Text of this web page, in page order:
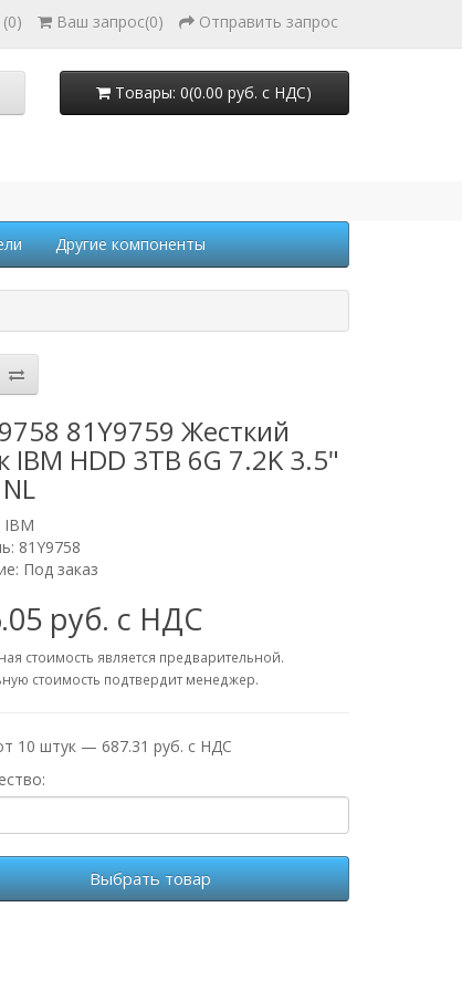
Ваш запрос(0) Отправить запрос
Товары: 0(0.00 руб. с НДС)
Другие компоненты
81Y9759 Жесткий
IBM HDD 3TB 6G 7.2K 3.5"
IBM
81Y9758
Под заказ
руб. с НДС
стоимость является предварительной.
стоимость подтвердит менеджер.
10 штук — 687.31 руб. с НДС
Выбрать товар